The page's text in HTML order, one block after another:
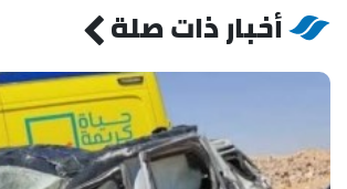
أخبار ذات صلة